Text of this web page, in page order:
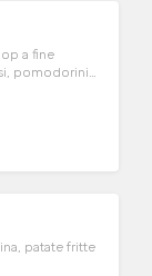
a fine
pomodorini
patate fritte